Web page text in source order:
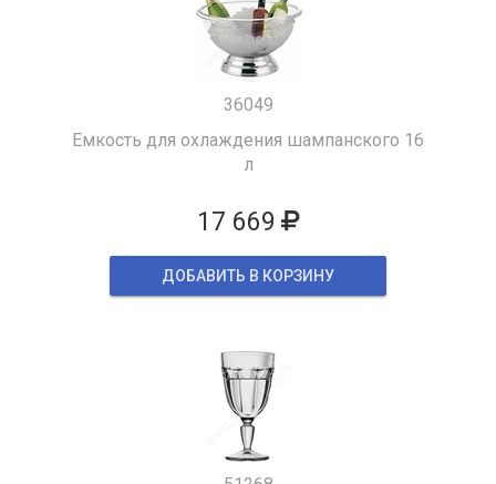
36049
Емкость для охлаждения шампанского 16
л
17 669
ДОБАВИТЬ В КОРЗИНУ